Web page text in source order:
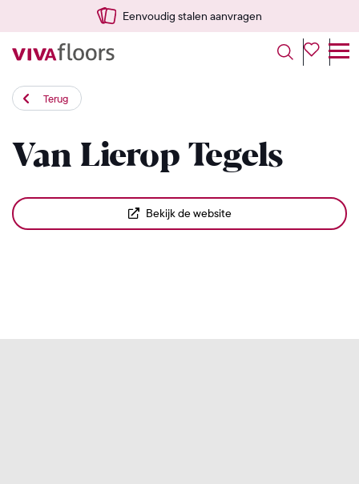
Eenvoudig stalen aanvragen
Terug
Van Lierop Tegels
Bekijk de website